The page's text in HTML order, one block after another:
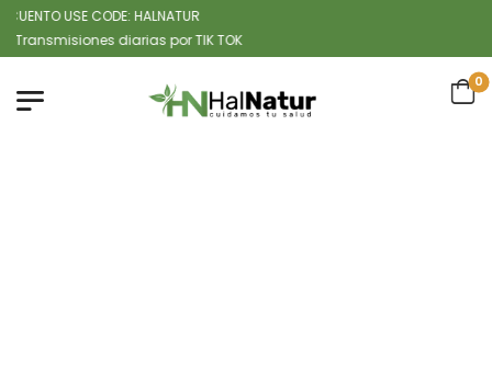
USE CODE: HALNATUR
diarias por TIK TOK
0